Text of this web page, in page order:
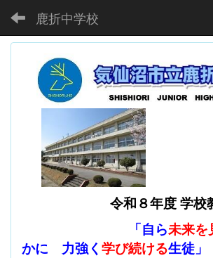
鹿折中学校
令和８年度 学校
「自ら未来を
かに 力強く 学び続ける生徒」